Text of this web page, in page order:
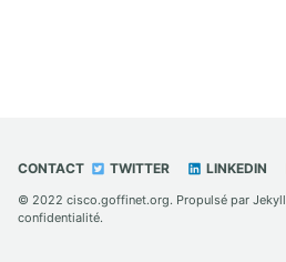
CONTACT TWITTER LINKEDIN
© 2022 cisco.goffinet.org. Propulsé par Jekyll
confidentialité.